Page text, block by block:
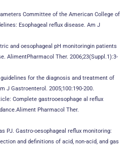
Committee of the American College of
Esophageal reflux disease. Am J
and oesophageal pH monitoringin patients
AlimentPharmacol Ther. 2006;23(Suppl.1):3-
guidelines for the diagnosis and treatment of
J Gastroenterol. 2005;100:190-200.
Complete gastrooesophage al reflux
Pharmacol Ther.
PJ. Gastro-oesophageal reflux monitoring:
and definitions of acid, non-acid, and gas